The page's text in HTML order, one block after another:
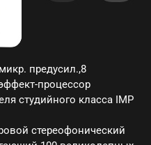
предусил.,8
процессор
студийного класса IMP
стереофонический